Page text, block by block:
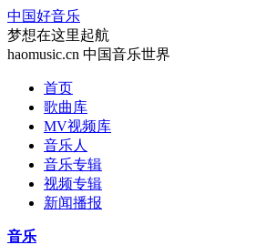
中国好音乐
梦想在这里起航
haomusic.cn 中国音乐世界
首页
歌曲库
MV视频库
音乐人
音乐专辑
视频专辑
新闻播报
音乐